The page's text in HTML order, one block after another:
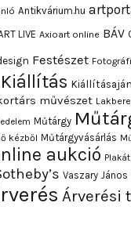
Antikvárium.hu
LIVE Axioart online BÁV
Festészet
Kiállítás
művészet
Műtárgy
kézből Műtárgyvásárlás
aukció Plakát
Vaszary János
Árverési